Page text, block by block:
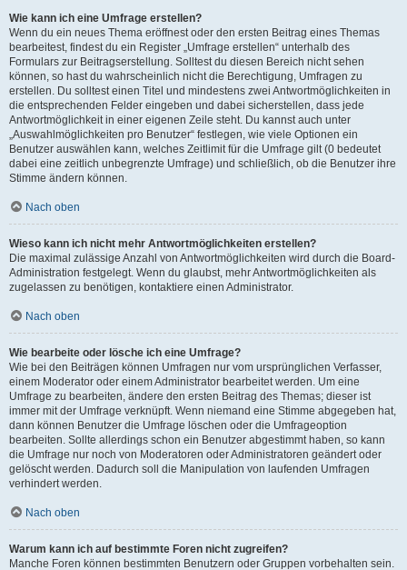
Wie kann ich eine Umfrage erstellen?
Wenn du ein neues Thema eröffnest oder den ersten Beitrag eines Themas
bearbeitest, findest du ein Register „Umfrage erstellen“ unterhalb des
Formulars zur Beitragserstellung. Solltest du diesen Bereich nicht sehen
können, so hast du wahrscheinlich nicht die Berechtigung, Umfragen zu
erstellen. Du solltest einen Titel und mindestens zwei Antwortmöglichkeiten in
die entsprechenden Felder eingeben und dabei sicherstellen, dass jede
Antwortmöglichkeit in einer eigenen Zeile steht. Du kannst auch unter
„Auswahlmöglichkeiten pro Benutzer“ festlegen, wie viele Optionen ein
Benutzer auswählen kann, welches Zeitlimit für die Umfrage gilt (0 bedeutet
dabei eine zeitlich unbegrenzte Umfrage) und schließlich, ob die Benutzer ihre
Stimme ändern können.
Nach oben
Wieso kann ich nicht mehr Antwortmöglichkeiten erstellen?
Die maximal zulässige Anzahl von Antwortmöglichkeiten wird durch die Board-
Administration festgelegt. Wenn du glaubst, mehr Antwortmöglichkeiten als
zugelassen zu benötigen, kontaktiere einen Administrator.
Nach oben
Wie bearbeite oder lösche ich eine Umfrage?
Wie bei den Beiträgen können Umfragen nur vom ursprünglichen Verfasser,
einem Moderator oder einem Administrator bearbeitet werden. Um eine
Umfrage zu bearbeiten, ändere den ersten Beitrag des Themas; dieser ist
immer mit der Umfrage verknüpft. Wenn niemand eine Stimme abgegeben hat,
dann können Benutzer die Umfrage löschen oder die Umfrageoption
bearbeiten. Sollte allerdings schon ein Benutzer abgestimmt haben, so kann
die Umfrage nur noch von Moderatoren oder Administratoren geändert oder
gelöscht werden. Dadurch soll die Manipulation von laufenden Umfragen
verhindert werden.
Nach oben
Warum kann ich auf bestimmte Foren nicht zugreifen?
Manche Foren können bestimmten Benutzern oder Gruppen vorbehalten sein.